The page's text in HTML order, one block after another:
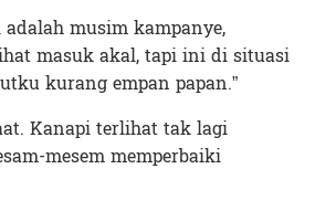
musim kampanye,
masuk akal, tapi ini di situasi
kurang empan papan.”
Kanapi terlihat tak lagi
mesem memperbaiki